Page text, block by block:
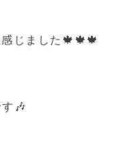
じました🍁🍁🍁
🎶